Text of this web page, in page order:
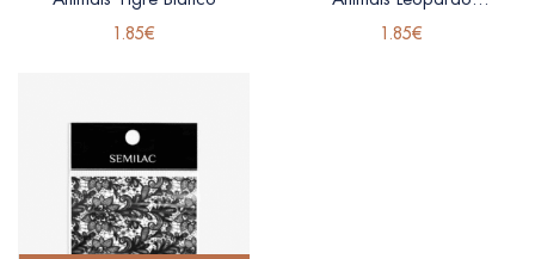
1.85€ 1.85€